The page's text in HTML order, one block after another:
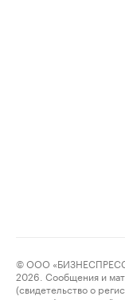
© ООО
2026. Сообщения и
(свидетельство о